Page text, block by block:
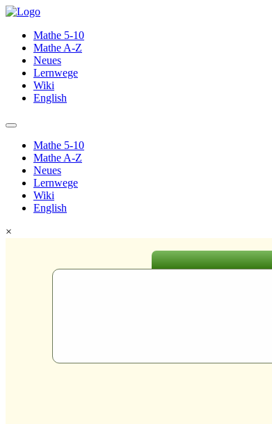
Mathe 5-10
Mathe A-Z
Neues
Lernwege
Wiki
English
Mathe 5-10
Mathe A-Z
Neues
Lernwege
Wiki
English
×